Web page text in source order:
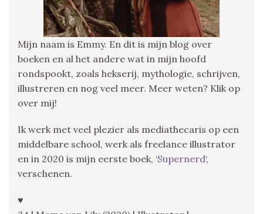
Mijn naam is Emmy. En dit is mijn blog over
boeken en al het andere wat in mijn hoofd
rondspookt, zoals hekserij, mythologie, schrijven,
illustreren en nog veel meer. Meer weten? Klik op
over mij!
Ik werk met veel plezier als mediathecaris op een
middelbare school, werk als freelance illustrator
en in 2020 is mijn eerste boek, ‘Supernerd‘,
verschenen.
♥